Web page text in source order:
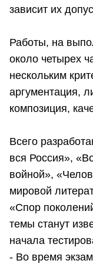
зависит их
Работы, на
около четырех
нескольким
аргументация,
композиция,
Всего
вся Россия»,
войной»,
мировой
«Спор
темы станут
начала
- Во время